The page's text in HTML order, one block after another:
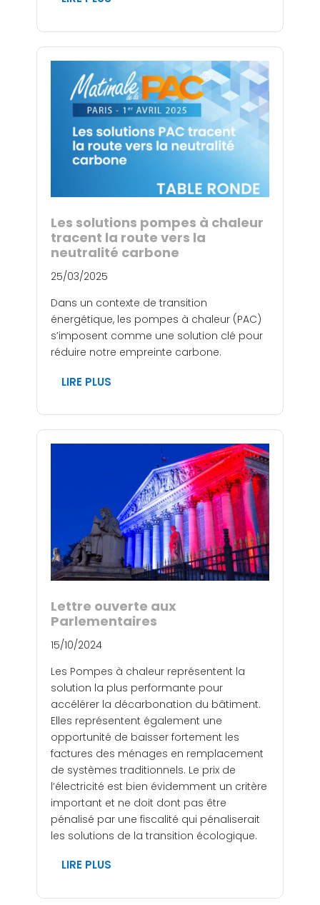
Les solutions pompes à chaleur
tracent la route vers la
neutralité carbone
25/03/2025
Dans un contexte de transition
énergétique, les pompes à chaleur (PAC)
s’imposent comme une solution clé pour
réduire notre empreinte carbone.
LIRE PLUS
Lettre ouverte aux
Parlementaires
15/10/2024
Les Pompes à chaleur représentent la
solution la plus performante pour
accélérer la décarbonation du bâtiment.
Elles représentent également une
opportunité de baisser fortement les
factures des ménages en remplacement
de systèmes traditionnels. Le prix de
l’électricité est bien évidemment un critère
important et ne doit dont pas être
pénalisé par une fiscalité qui pénaliserait
les solutions de la transition écologique.
LIRE PLUS